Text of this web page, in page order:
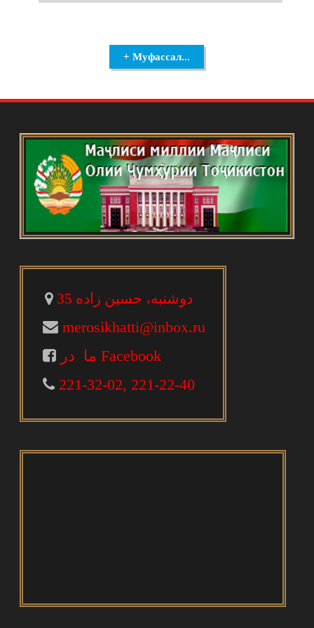
+ Муфассал...
دوشنبه، حسین زاده 35
merosikhatti@inbox.ru
ما در Facebook
221-32-02, 221-22-40